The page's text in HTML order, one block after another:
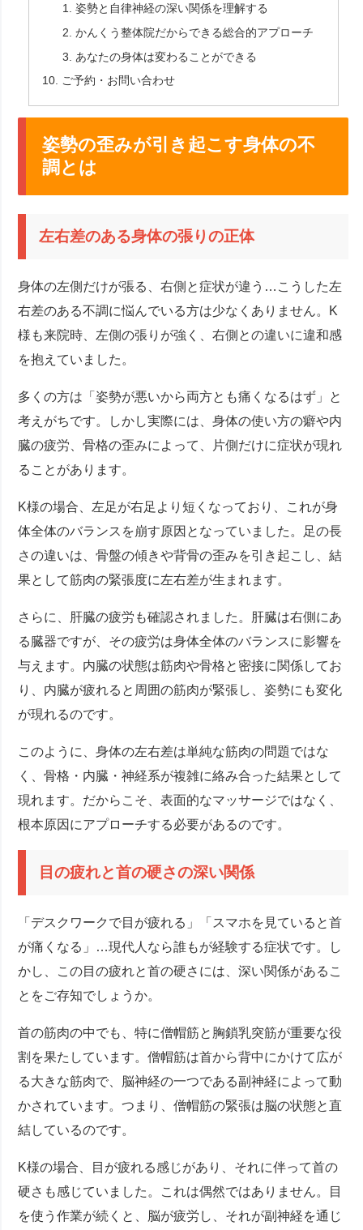
姿勢と自律神経の深い関係を理解する
かんくう整体院だからできる総合的アプローチ
あなたの身体は変わることができる
ご予約・お問い合わせ
姿勢の歪みが引き起こす身体の不
調とは
左右差のある身体の張りの正体
身体の左側だけが張る、右側と症状が違う…こうした左
右差のある不調に悩んでいる方は少なくありません。K
様も来院時、左側の張りが強く、右側との違いに違和感
を抱えていました。
多くの方は「姿勢が悪いから両方とも痛くなるはず」と
考えがちです。しかし実際には、身体の使い方の癖や内
臓の疲労、骨格の歪みによって、片側だけに症状が現れ
ることがあります。
K様の場合、左足が右足より短くなっており、これが身
体全体のバランスを崩す原因となっていました。足の長
さの違いは、骨盤の傾きや背骨の歪みを引き起こし、結
果として筋肉の緊張度に左右差が生まれます。
さらに、肝臓の疲労も確認されました。肝臓は右側にあ
る臓器ですが、その疲労は身体全体のバランスに影響を
与えます。内臓の状態は筋肉や骨格と密接に関係してお
り、内臓が疲れると周囲の筋肉が緊張し、姿勢にも変化
が現れるのです。
このように、身体の左右差は単純な筋肉の問題ではな
く、骨格・内臓・神経系が複雑に絡み合った結果として
現れます。だからこそ、表面的なマッサージではなく、
根本原因にアプローチする必要があるのです。
目の疲れと首の硬さの深い関係
「デスクワークで目が疲れる」「スマホを見ていると首
が痛くなる」…現代人なら誰もが経験する症状です。し
かし、この目の疲れと首の硬さには、深い関係があるこ
とをご存知でしょうか。
首の筋肉の中でも、特に僧帽筋と胸鎖乳突筋が重要な役
割を果たしています。僧帽筋は首から背中にかけて広が
る大きな筋肉で、脳神経の一つである副神経によって動
かされています。つまり、僧帽筋の緊張は脳の状態と直
結しているのです。
K様の場合、目が疲れる感じがあり、それに伴って首の
硬さも感じていました。これは偶然ではありません。目
を使う作業が続くと、脳が疲労し、それが副神経を通じ